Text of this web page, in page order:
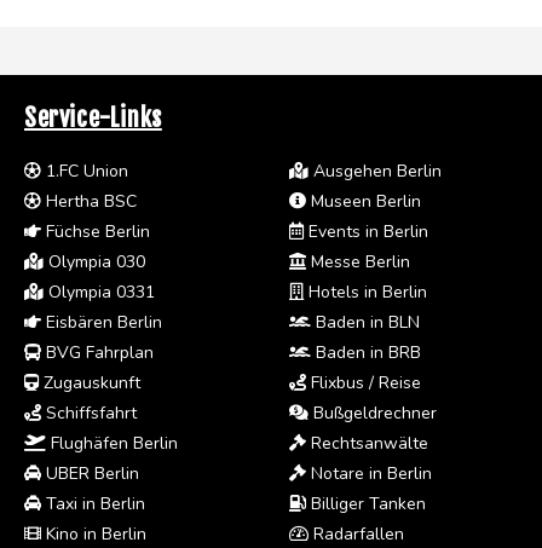
Service-Links
1.FC Union
Hertha BSC
Füchse Berlin
Olympia 030
Olympia 0331
Eisbären Berlin
BVG Fahrplan
Zugauskunft
Schiffsfahrt
Flughäfen Berlin
UBER Berlin
Taxi in Berlin
Kino in Berlin
Ausgehen Berlin
Museen Berlin
Events in Berlin
Messe Berlin
Hotels in Berlin
Baden in BLN
Baden in BRB
Flixbus / Reise
Bußgeldrechner
Rechtsanwälte
Notare in Berlin
Billiger Tanken
Radarfallen